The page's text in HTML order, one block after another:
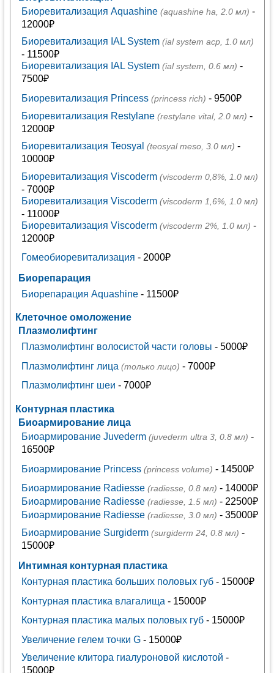
Биоревитализация Aquashine (aquashine ha, 2.0 мл) -
12000₽
Биоревитализация IAL System (ial system acp, 1.0 мл)
- 11500₽
Биоревитализация IAL System (ial system, 0.6 мл) -
7500₽
Биоревитализация Princess (princess rich) - 9500₽
Биоревитализация Restylane (restylane vital, 2.0 мл) -
12000₽
Биоревитализация Teosyal (teosyal meso, 3.0 мл) -
10000₽
Биоревитализация Viscoderm (viscoderm 0,8%, 1.0 мл)
- 7000₽
Биоревитализация Viscoderm (viscoderm 1,6%, 1.0 мл)
- 11000₽
Биоревитализация Viscoderm (viscoderm 2%, 1.0 мл) -
12000₽
Гомеобиоревитализация - 2000₽
Биорепарация
Биорепарация Aquashine- 11500₽
Клеточное омоложение
Плазмолифтинг
Плазмолифтинг волосистой части головы - 5000₽
Плазмолифтинг лица (только лицо) - 7000₽
Плазмолифтинг шеи - 7000₽
Контурная пластика
Биоармирование лица
Биоармирование Juvederm (juvederm ultra 3, 0.8 мл) -
16500₽
Биоармирование Princess (princess volume) - 14500₽
Биоармирование Radiesse (radiesse, 0.8 мл) - 14000₽
Биоармирование Radiesse (radiesse, 1.5 мл) - 22500₽
Биоармирование Radiesse (radiesse, 3.0 мл) - 35000₽
Биоармирование Surgiderm (surgiderm 24, 0.8 мл) -
15000₽
Интимная контурная пластика
Контурная пластика больших половых губ- 15000₽
Контурная пластика влагалища - 15000₽
Контурная пластика малых половых губ- 15000₽
Увеличение гелем точки G- 15000₽
Увеличение клитора гиалуроновой кислотой -
15000₽